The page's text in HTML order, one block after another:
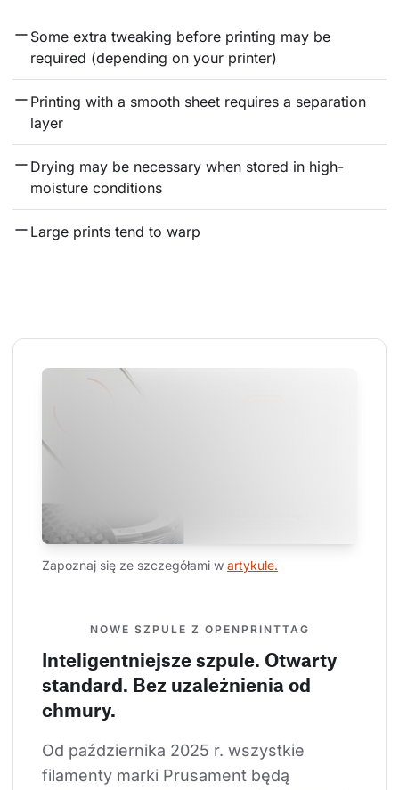
Some extra tweaking before printing may be
required (depending on your printer)
Printing with a smooth sheet requires a separation
layer
Drying may be necessary when stored in high-
moisture conditions
Large prints tend to warp
Zapoznaj się ze szczegółami w artykule.
NOWE SZPULE Z OPENPRINTTAG
Inteligentniejsze szpule. Otwarty
standard. Bez uzależnienia od
chmury.
Od października 2025 r. wszystkie
filamenty marki Prusament będą